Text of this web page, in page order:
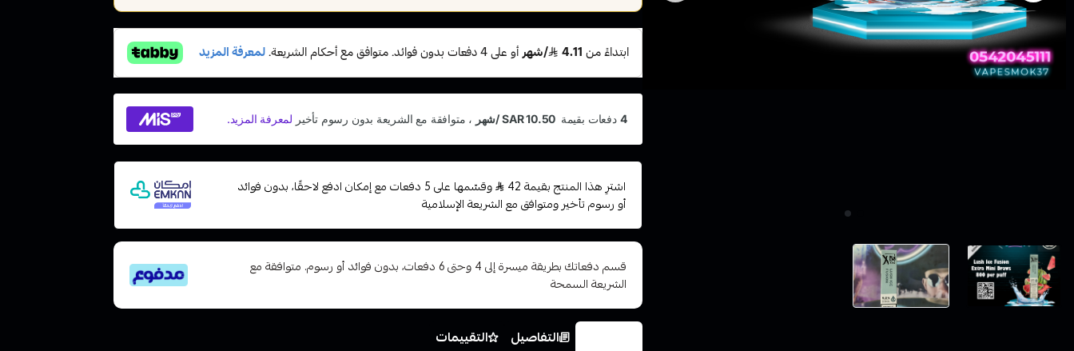
اشترِ هذا المنتج بقيمة 42
وقسّمها على 5 دفعات مع إمكان ادفع لاحقًا، بدون فوائد
أو رسوم تأخير ومتوافق مع الشريعة الإسلامية
قسم دفعاتك بطريقة ميسرة إلى 4 وحتى 6 دفعات، بدون فوائد أو رسوم. متوافقة مع
الشريعة السمحة
التفاصيل التقييمات